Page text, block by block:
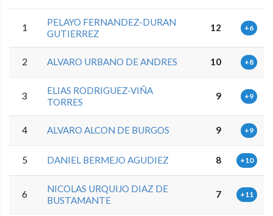
1
PELAYO FERNANDEZ-DURAN
GUTIERREZ
12 +6
2 ALVARO URBANO DE ANDRES 10 +8
3
ELIAS RODRIGUEZ-VIÑA
TORRES
9 +9
4 ALVARO ALCON DE BURGOS 9 +9
5 DANIEL BERMEJO AGUDIEZ 8 +10
6
NICOLAS URQUIJO DIAZ DE
BUSTAMANTE
7 +11